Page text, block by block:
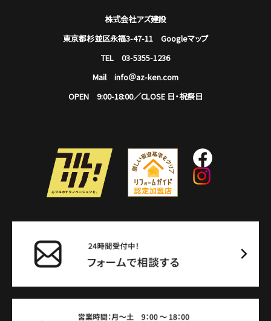
株式会社アズ建設
東京都杉並区永福3-47-11 Googleマップ
TEL 03-5355-1236
Mail info＠az-ken.com
OPEN 9:00-18:00／CLOSE 日・祝祭日